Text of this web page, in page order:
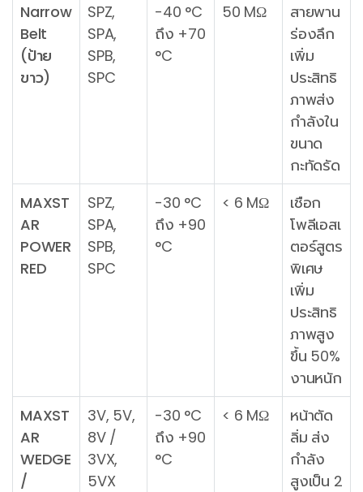
Narrow
Belt
(ป้าย
ขาว)
SPZ,
SPA,
SPB,
SPC
-40 °C
ถึง +70
°C
50 MΩ
สายพาน
ร่องลึก
เพิ่ม
ประสิทธิ
ภาพส่ง
กำลังใน
ขนาด
กะทัดรัด
MAXST
AR
POWER
RED
SPZ,
SPA,
SPB,
SPC
-30 °C
ถึง +90
°C
< 6 MΩ
เชือก
โพลีเอสเ
ตอร์สูตร
พิเศษ
เพิ่ม
ประสิทธิ
ภาพสูง
ขึ้น 50%
งานหนัก
MAXST
AR
WEDGE
/
3V, 5V,
8V /
3VX,
5VX
-30 °C
ถึง +90
°C
< 6 MΩ
หน้าตัด
ลิ่ม ส่ง
กำลัง
สูงเป็น 2